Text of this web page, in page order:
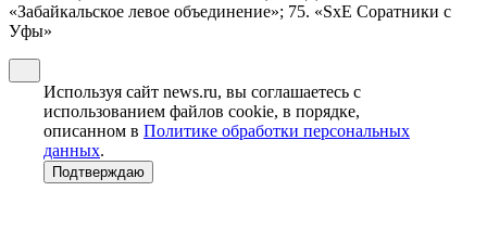
«Забайкальское левое объединение»; 75. «SxE Соратники с
Уфы»
Используя сайт news.ru, вы соглашаетесь с
использованием файлов cookie, в порядке,
описанном в Политике обработки персональных
данных.
Подтверждаю